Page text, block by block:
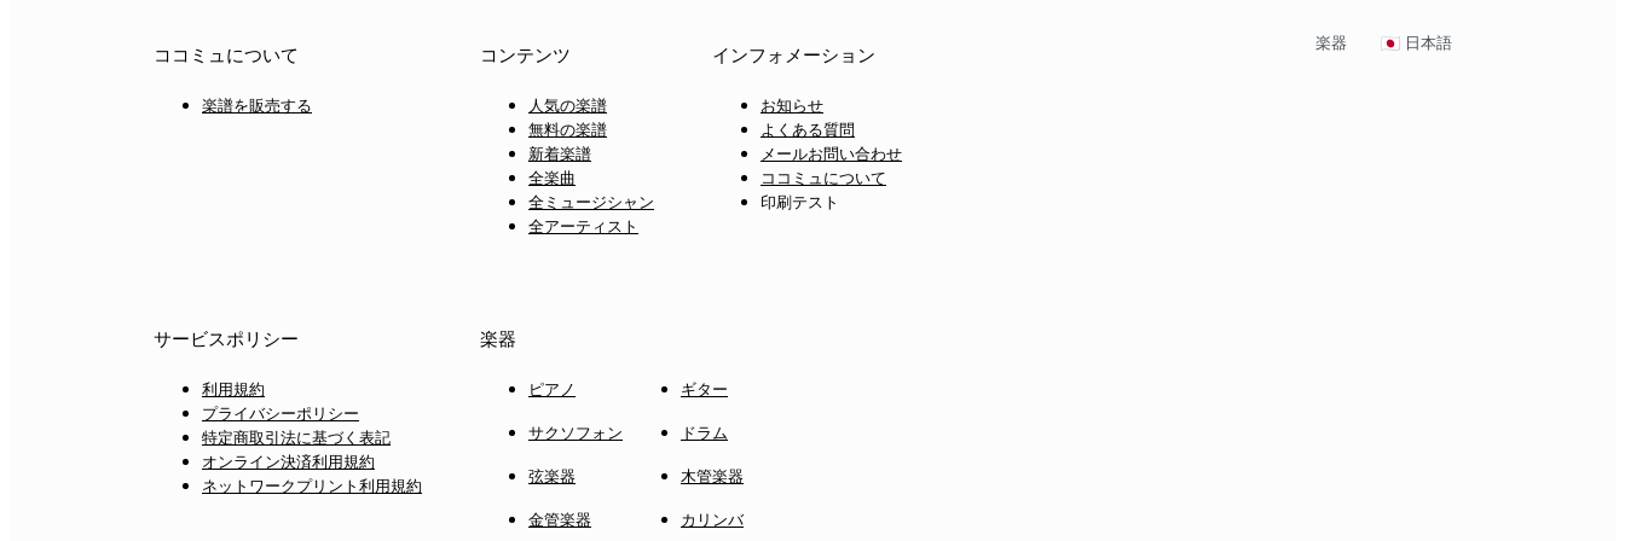
ココミュについて
楽譜を販売する
コンテンツ
人気の楽譜
無料の楽譜
新着楽譜
全楽曲
全ミュージシャン
全アーティスト
インフォメーション
お知らせ
よくある質問
メールお問い合わせ
ココミュについて
印刷テスト
サービスポリシー
利用規約
プライバシーポリシー
特定商取引法に基づく表記
オンライン決済利用規約
ネットワークプリント利用規約
楽器
ピアノ ギター
サクソフォン ドラム
弦楽器 木管楽器
金管楽器 カリンバ
楽器 日本語